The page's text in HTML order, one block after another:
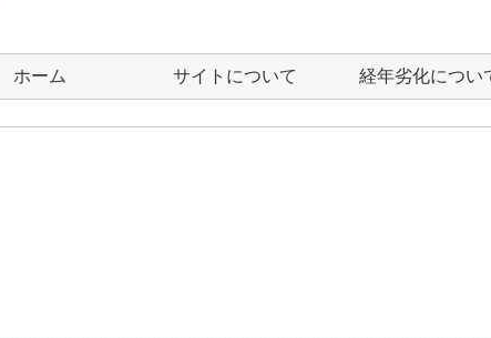
ホーム サイトについて 経年劣化につい